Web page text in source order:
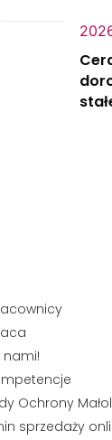
nami!
Ochrony
sprzedaży